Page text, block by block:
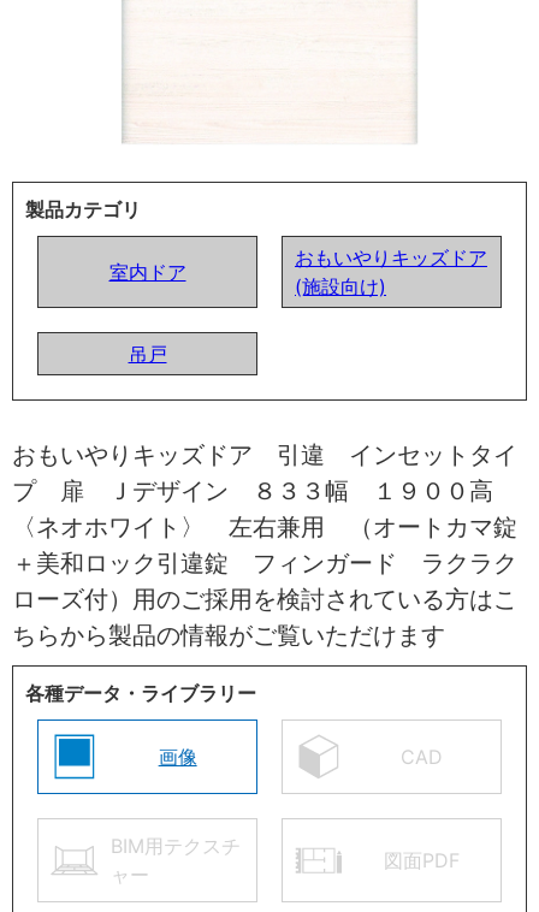
製品カテゴリ
室内ドア
おもいやりキッズドア
(施設向け)
吊戸
おもいやりキッズドア 引違 インセットタイ
プ 扉 Ｊデザイン ８３３幅 １９００高
〈ネオホワイト〉 左右兼用 （オートカマ錠
＋美和ロック引違錠 フィンガード ラクラク
ローズ付）用のご採用を検討されている方はこ
ちらから製品の情報がご覧いただけます
各種データ・ライブラリー
画像 CAD
BIM用テクスチ
ャー
図面PDF